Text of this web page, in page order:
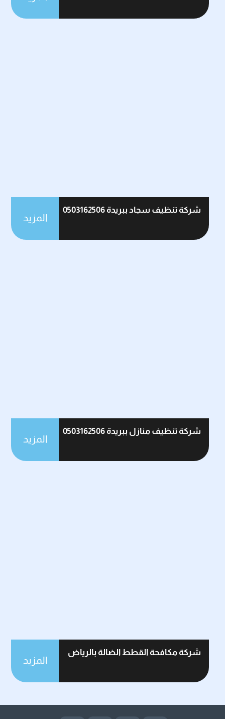
شركة تنظيف سجاد ببريدة 0503162506
المزيد
شركة تنظيف منازل ببريدة 0503162506
المزيد
شركة مكافحة القطط الضالة بالرياض
المزيد